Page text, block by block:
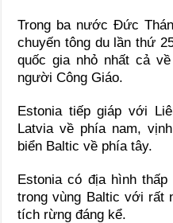
Trong ba nước Đức
chuyến tông du lần thứ
quốc gia nhỏ nhất cả
người Công Giáo.
Estonia tiếp giáp với
Latvia về phía nam,
biển Baltic về phía tây.
Estonia có địa hình
trong vùng Baltic với rất
tích rừng đáng kể.